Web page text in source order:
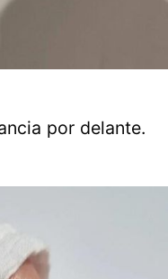
por delante.